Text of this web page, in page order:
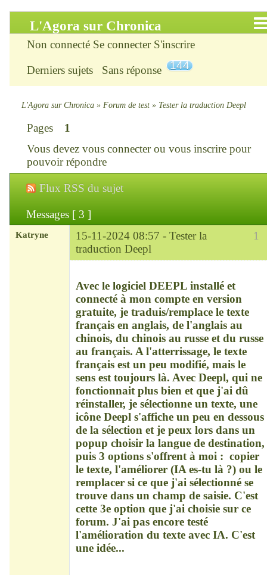
L'Agora sur Chronica
Accueil
Infos
Chercher
S’inscrire
Connexion
Chronica : le site
ChroniKat : les liens
CONTACT
Non connecté Se connecter S'inscrire
Derniers sujets Sans réponse 144
L'Agora sur Chronica » Forum de test » Tester la traduction Deepl
Pages
1
Vous devez vous connecterou vous inscrirepour
pouvoir répondre
Flux RSS du sujet
Messages [ 3 ]
1
Katryne 15-11-2024 08:57 - Tester la
traduction Deepl
Avec le logiciel DEEPL installé et
connecté à mon compte en version
gratuite, je traduis/remplace le texte
français en anglais, de l'anglais au
chinois, du chinois au russe et du russe
au français. A l'atterrissage, le texte
français est un peu modifié, mais le
sens est toujours là. Avec Deepl, qui ne
fonctionnait plus bien et que j'ai dû
réinstaller, je sélectionne un texte, une
icône Deepl s'affiche un peu en dessous
de la sélection et je peux lors dans un
popup choisir la langue de destination,
puis 3 options s'offrent à moi : copier
le texte, l'améliorer (IA es-tu là ?) ou le
remplacer si ce que j'ai sélectionné se
trouve dans un champ de saisie. C'est
cette 3e option que j'ai choisie sur ce
forum. J'ai pas encore testé
l'amélioration du texte avec IA. C'est
une idée...